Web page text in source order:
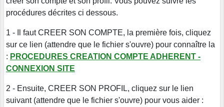
procédures décrites ci dessous.
1 - Il faut CREER SON COMPTE, la première fois, cliquez
sur ce lien (attendre que le fichier s'ouvre) pour connaître la
: PROCEDURES CREATION COMPTE ADHERENT -
CONNEXION SITE
2 - Ensuite, CREER SON PROFIL, cliquez sur le lien
suivant (attendre que le fichier s'ouvre) pour vous aider :